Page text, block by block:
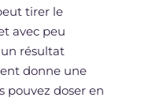
tirer le
avec peu
résultat
donne une
pouvez doser en